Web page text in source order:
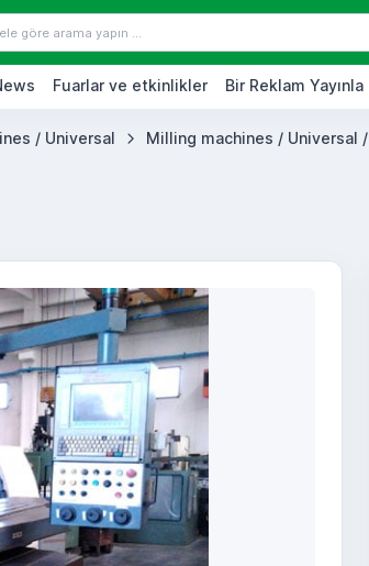
Fuarlar ve etkinlikler Bir Reklam Yayınla
/ Universal Milling machines / Universal /